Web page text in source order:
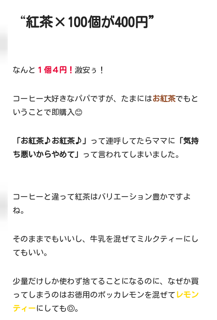
“紅茶×100個が400円”
なんと １個４円！ 激安ぅ！
コーヒー大好きなパパですが、たまにはお紅茶でもと
いうことで即購入😊
「お紅茶♪お紅茶♪」 って連呼してたらママに 「気持
ち悪いからやめて」
って言われてしまいました。
コーヒーと違って紅茶はバリエーション豊かですよ
ね。
そのままでもいいし、牛乳を混ぜてミルクティーにし
てもいい。
少量だけしか使わず捨てることになるのに、なぜか買
ってしまうのはお徳用のポッカレモンを混ぜて レモン
ティーにしても◎。